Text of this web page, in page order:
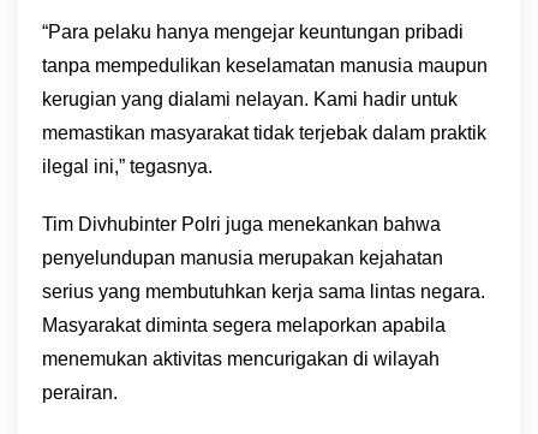
“Para pelaku hanya mengejar keuntungan pribadi
tanpa mempedulikan keselamatan manusia maupun
kerugian yang dialami nelayan. Kami hadir untuk
memastikan masyarakat tidak terjebak dalam praktik
ilegal ini,” tegasnya.
Tim Divhubinter Polri juga menekankan bahwa
penyelundupan manusia merupakan kejahatan
serius yang membutuhkan kerja sama lintas negara.
Masyarakat diminta segera melaporkan apabila
menemukan aktivitas mencurigakan di wilayah
perairan.